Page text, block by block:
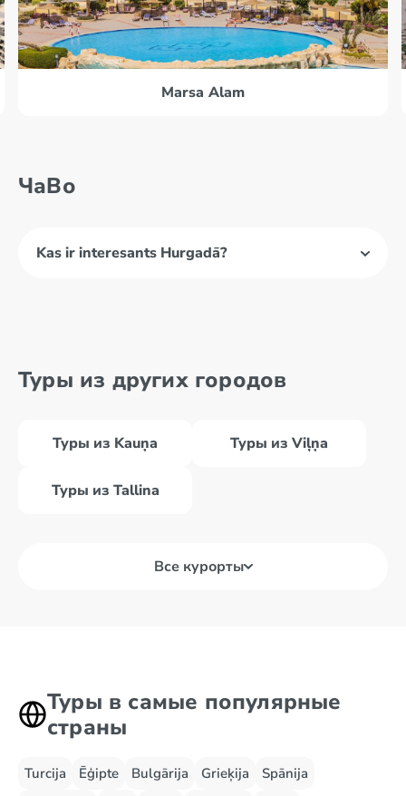
Marsa Alam
ЧаВо
Kas ir interesants Hurgadā?
Туры из других городов
Туры из Kauņa Туры из Viļņa
Туры из Tallina
Все курорты
Туры в самые популярные
страны
Turcija Ēģipte Bulgārija Grieķija
Spānija